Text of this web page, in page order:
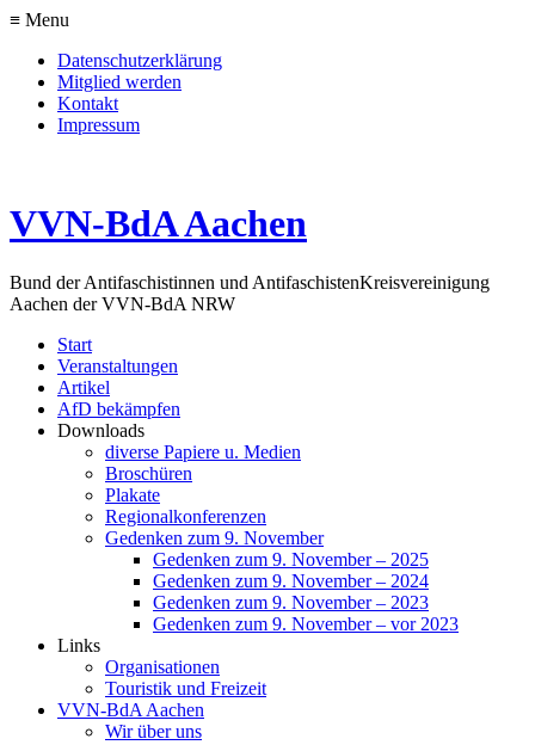
≡ Menu
Datenschutzerklärung
Mitglied werden
Kontakt
Impressum
VVN-BdA Aachen
Bund der Antifaschistinnen und AntifaschistenKreisvereinigung
Aachen der VVN-BdA NRW
Start
Veranstaltungen
Artikel
AfD bekämpfen
Downloads
diverse Papiere u. Medien
Broschüren
Plakate
Regionalkonferenzen
Gedenken zum 9. November
Gedenken zum 9. November – 2025
Gedenken zum 9. November – 2024
Gedenken zum 9. November – 2023
Gedenken zum 9. November – vor 2023
Links
Organisationen
Touristik und Freizeit
VVN-BdA Aachen
Wir über uns